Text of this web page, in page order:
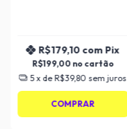
R$199,00
R$179,10 com Pix
5 x de R$39,80 sem juros
COMPRAR